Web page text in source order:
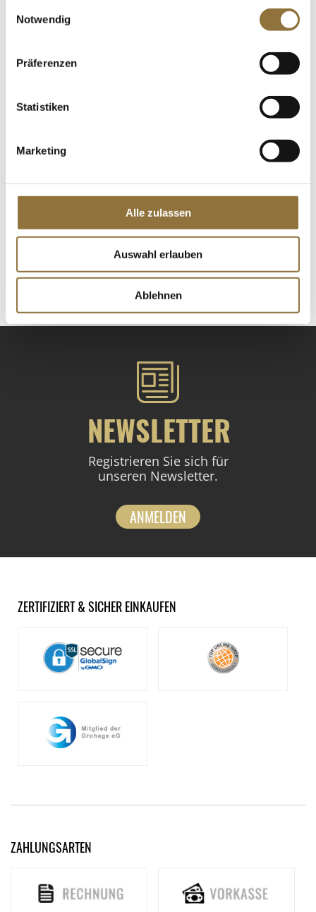
Notwendig
Präferenzen
Statistiken
Marketing
Alle zulassen
Auswahl erlauben
Ablehnen
LEBENSMITTELKENNZEICHNUNGEN
Mycryo - Kakaobutter, als Ersatz für
€ 43,79
St.
NEWSLETTER
Registrieren Sie sich für
unseren Newsletter.
ANMELDEN
ZERTIFIZIERT & SICHER EINKAUFEN
ZAHLUNGSARTEN